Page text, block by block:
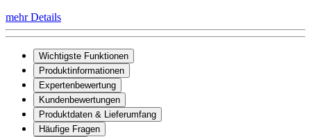
mehr Details
Wichtigste Funktionen
Produktinformationen
Expertenbewertung
Kundenbewertungen
Produktdaten & Lieferumfang
Häufige Fragen